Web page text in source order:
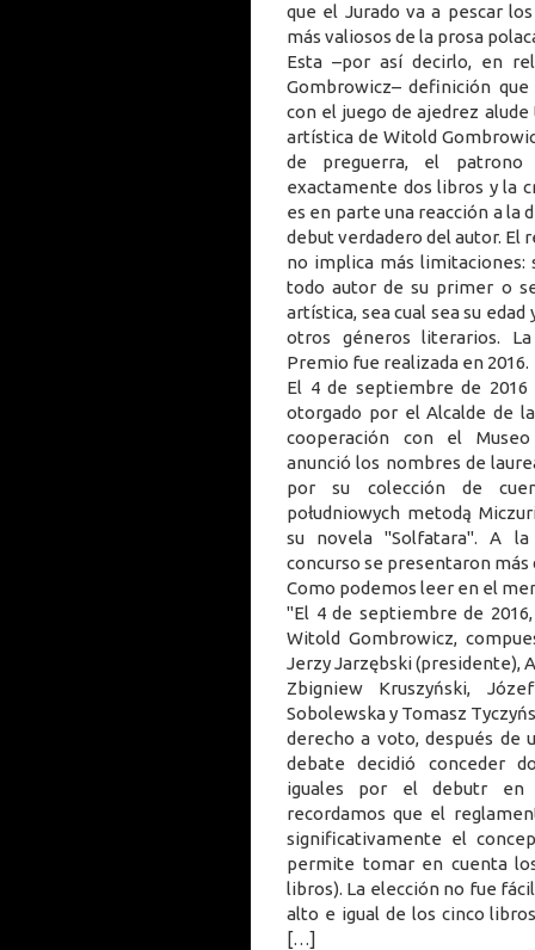
que el Jurado va a pescar
más valiosos de la prosa
Esta –por así decirlo, en
Gombrowicz– definición
con el juego de ajedrez
artística de Witold
de preguerra, el patrono
exactamente dos libros y la
es en parte una reacción a la
debut verdadero del autor. El
no implica más limitaciones:
todo autor de su primer o
artística, sea cual sea su
otros géneros literarios.
Premio fue realizada en 2016.
El 4 de septiembre de
otorgado por el Alcalde de
cooperación con el
anunció los nombres de
por su colección de
południowych metodą
su novela "Solfatara". A
concurso se presentaron más
Como podemos leer en el
"El 4 de septiembre de
Witold Gombrowicz,
Jerzy Jarzębski (presidente),
Zbigniew Kruszyński,
Sobolewska y Tomasz
derecho a voto, después de
debate decidió conceder
iguales por el debutr en
recordamos que el
significativamente el
permite tomar en cuenta
libros). La elección no fue
alto e igual de los cinco
[…]